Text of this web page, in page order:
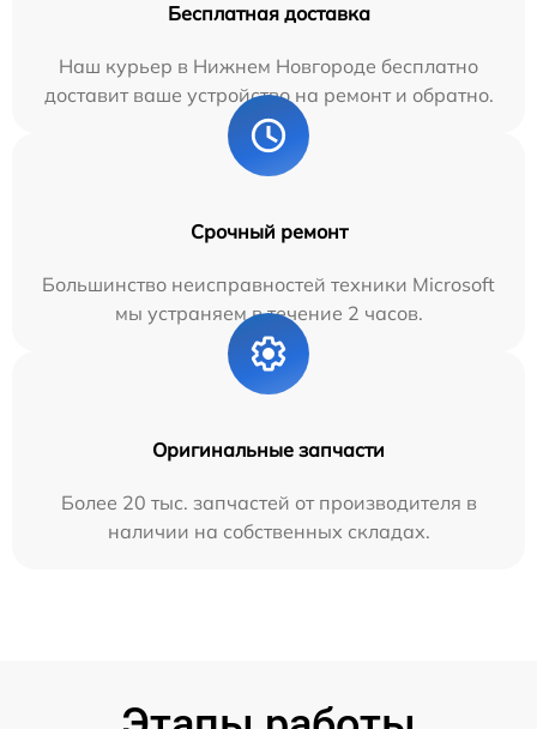
Бесплатная доставка
Наш курьер в Нижнем Новгороде бесплатно
доставит ваше устройство на ремонт и обратно.
Срочный ремонт
Большинство неисправностей техники Microsoft
мы устраняем в течение 2 часов.
Оригинальные запчасти
Более 20 тыс. запчастей от производителя в
наличии на собственных складах.